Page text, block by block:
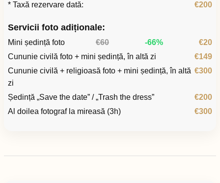
* Taxă rezervare dată: €200
Servicii foto adiționale:
Mini ședință foto €60 -66%
€20
Cununie civilă foto + mini ședință, în altă zi
€149
Cununie civilă + religioasă foto + mini ședință, în altă
zi
€300
Ședință „Save the date” / „Trash the dress”
€200
Al doilea fotograf la mireasă (3h)
€300